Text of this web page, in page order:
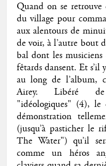
Quand on se
du village pour
aux alentours de
de voir, à l’autre bout
bal dont les
fêtards dansent. Et s’il
au long de l’album,
Airey. Libéré
"idéologiques" (4), le
démonstration
(jusqu’à pasticher le
The Water") qu’il
comme un héros